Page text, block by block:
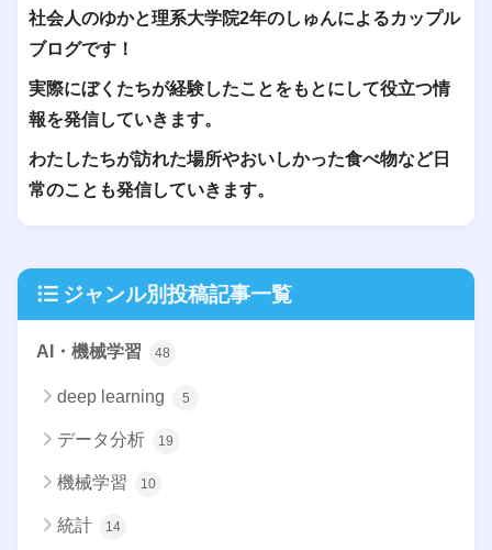
社会人のゆかと理系大学院2年のしゅんによるカップル
ブログです！
実際にぼくたちが経験したことをもとにして役立つ情
報を発信していきます。
わたしたちが訪れた場所やおいしかった食べ物など日
常のことも発信していきます。
ジャンル別投稿記事一覧
AI・機械学習 48
deep learning 5
データ分析 19
機械学習 10
統計 14